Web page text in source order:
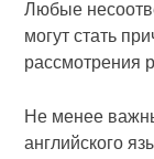
Любые
могут стать
рассмотрения
Не менее
английского